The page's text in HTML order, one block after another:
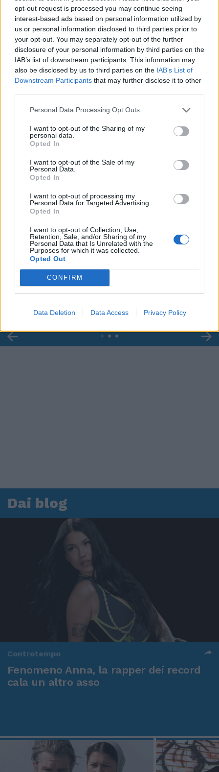
opt-out request is processed you may continue seeing
interest-based ads based on personal information utilized by
us or personal information disclosed to third parties prior to
your opt-out. You may separately opt-out of the further
disclosure of your personal information by third parties on the
IAB’s list of downstream participants. This information may
also be disclosed by us to third parties on the IAB’s List of
Downstream Participants that may further disclose it to other
Personal Data Processing Opt Outs
I want to opt-out of the Sharing of my
personal data.
Opted In
I want to opt-out of the Sale of my
Personal Data.
Opted In
I want to opt-out of processing my
Personal Data for Targeted Advertising.
Opted In
I want to opt-out of Collection, Use,
Retention, Sale, and/or Sharing of my
Personal Data that Is Unrelated with the
Purposes for which it was collected.
Opted Out
CONFIRM
Data Deletion Data Access Privacy Policy
00:00
Leonardo Maria Del Vecchio dall'ex compagna
in ospedale. Le dichiarazioni ai giornalisti
Dai blog
Controtempo
Fenomeno Anna, la rapper dei record
cala un altro asso